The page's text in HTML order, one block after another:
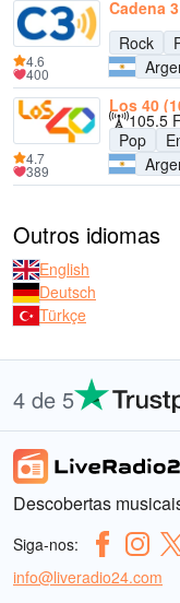
Cadena 3
Rock
4.6
400
Los 40
105.5
Pop
4.7
389
Outros idiomas
English
Deutsch
Türkçe
4 de 5
Descobertas
Siga-nos:
info@liveradio24.com